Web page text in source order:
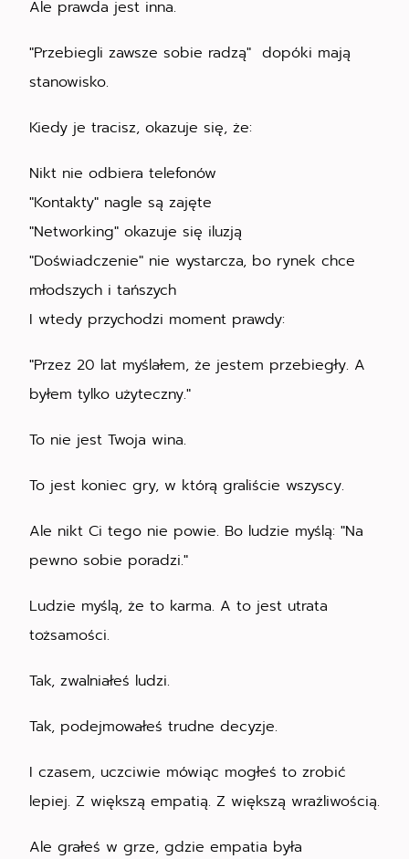
Ale prawda jest inna.
"Przebiegli zawsze sobie radzą" dopóki mają
stanowisko.
Kiedy je tracisz, okazuje się, że:
Nikt nie odbiera telefonów
"Kontakty" nagle są zajęte
"Networking" okazuje się iluzją
"Doświadczenie" nie wystarcza, bo rynek chce
młodszych i tańszych
I wtedy przychodzi moment prawdy:
"Przez 20 lat myślałem, że jestem przebiegły. A
byłem tylko użyteczny."
To nie jest Twoja wina.
To jest koniec gry, w którą graliście wszyscy.
Ale nikt Ci tego nie powie. Bo ludzie myślą: "Na
pewno sobie poradzi."
Ludzie myślą, że to karma. A to jest utrata
tożsamości.
Tak, zwalniałeś ludzi.
Tak, podejmowałeś trudne decyzje.
I czasem, uczciwie mówiąc mogłeś to zrobić
lepiej. Z większą empatią. Z większą wrażliwością.
Ale grałeś w grze, gdzie empatia była